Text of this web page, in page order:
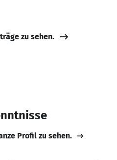
zu sehen.
Profil zu sehen.